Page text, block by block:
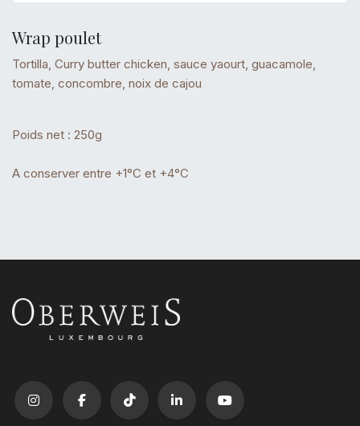
Wrap poulet
Tortilla, Curry butter chicken, sauce yaourt, guacamole,
tomate, concombre, noix de cajou
Poids net : 250g
A conserver entre +1°C et +4°C